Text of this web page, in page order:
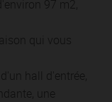
97 m2,
qui vous
hall d'entrée,
une